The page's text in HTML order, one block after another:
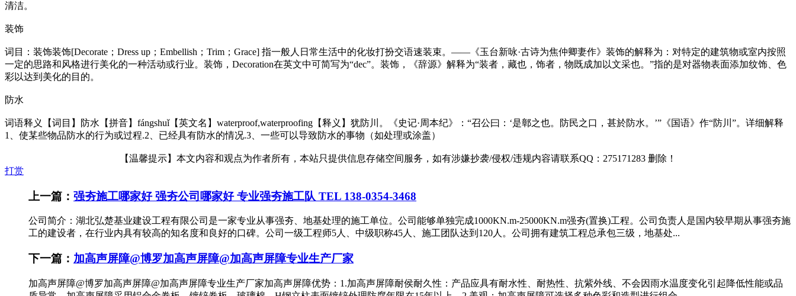
清洁。
装饰
词目：装饰装饰[Decorate；Dress up；Embellish；Trim；Grace] 指一般人日常生活中的化妆打扮交语速装束。——《玉台新咏·古诗为焦仲卿妻作》装饰的解释为：对特定的建筑物或室内按照
一定的思路和风格进行美化的一种活动或行业。装饰，Decoration在英文中可简写为“dec”。装饰，《辞源》解释为“装者，藏也，饰者，物既成加以文采也。”指的是对器物表面添加纹饰、色
彩以达到美化的目的。
防水
词语释义【词目】防水【拼音】fángshuǐ【英文名】waterproof,waterproofing【释义】犹防川。《史记·周本纪》：“召公曰：‘是鄣之也。防民之口，甚於防水。’”《国语》作“防川”。详细解释
1、使某些物品防水的行为或过程.2、已经具有防水的情况.3、一些可以导致防水的事物（如处理或涂盖）
【温馨提示】本文内容和观点为作者所有，本站只提供信息存储空间服务，如有涉嫌抄袭/侵权/违规内容请联系QQ：275171283 删除！
打赏
上一篇： 强夯施工哪家好 强夯公司哪家好 专业强夯施工队 TEL 138-0354-3468
公司简介：湖北弘楚基业建设工程有限公司是一家专业从事强夯、地基处理的施工单位。公司能够单独完成1000KN.m-25000KN.m强夯(置换)工程。公司负责人是国内较早期从事强夯施
工的建设者，在行业内具有较高的知名度和良好的口碑。公司一级工程师5人、中级职称45人、施工团队达到120人。公司拥有建筑工程总承包三级，地基处...
下一篇： 加高声屏障@博罗加高声屏障@加高声屏障专业生产厂家
加高声屏障@博罗加高声屏障@加高声屏障专业生产厂家加高声屏障优势：1.加高声屏障耐侯耐久性：产品应具有耐水性、耐热性、抗紫外线、不会因雨水温度变化引起降低性能或品